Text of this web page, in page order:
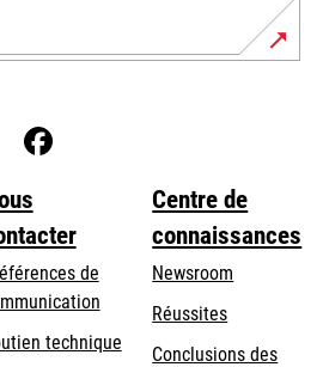
de
techniques’ouvre
Centre de
connaissances
Newsroom
Réussites
Conclusions des